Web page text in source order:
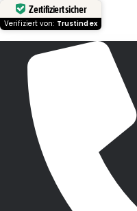
Zertifiziert sicher
Verifiziert von: Trustindex